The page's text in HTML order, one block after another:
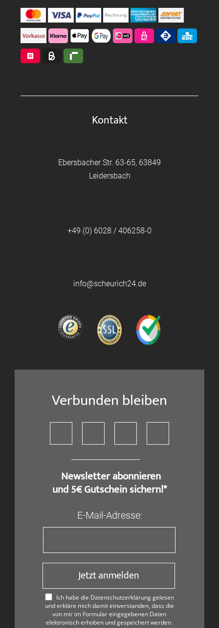
Kontakt
Ebersbacher Str. 63-65, 63849
Leidersbach
+49 (0) 6028 / 406258-0
info@scheurich24.de
Verbunden bleiben
​ Newsletter abonnieren
und 5€ Gutschein sichern!*
E-Mail-Adresse:
Jetzt anmelden
Ich habe die Datenschutzerklärung gelesen
und erkläre mich damit einverstanden, dass die
von mir im Formular eingegebenen Daten
elektronisch erhoben und gespeichert werden.